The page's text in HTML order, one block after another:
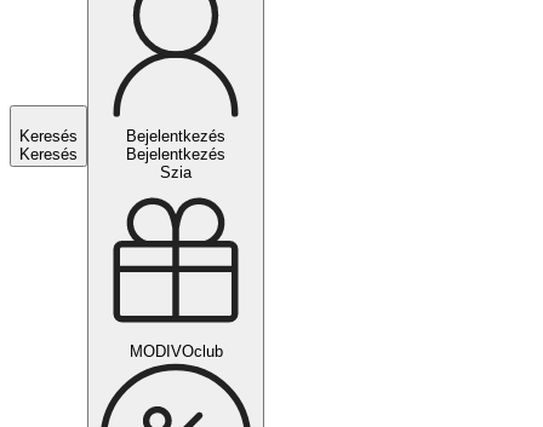
Keresés
Keresés
Bejelentkezés
Bejelentkezés
Szia
MODIVOclub